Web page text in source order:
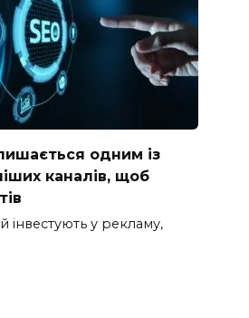
одним із
каналів, щоб
інвестують у рекламу,